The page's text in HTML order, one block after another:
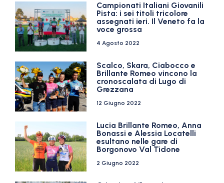
Campionati Italiani Giovanili
Pista: i sei titoli tricolore
assegnati ieri. Il Veneto fa la
voce grossa
4 Agosto 2022
Scalco, Skara, Ciabocco e
Brillante Romeo vincono la
cronoscalata di Lugo di
Grezzana
12 Giugno 2022
Lucia Brillante Romeo, Anna
Bonassi e Alessia Locatelli
esultano nelle gare di
Borgonovo Val Tidone
2 Giugno 2022